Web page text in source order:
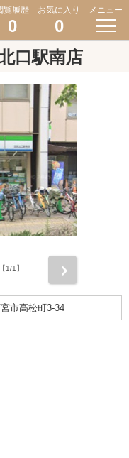
覧履歴
0
お気に入り
0
メニュー
口駅南店
1/1】
市高松町3-34